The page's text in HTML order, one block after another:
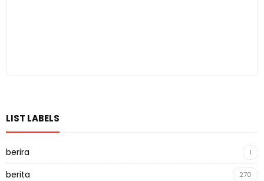
LIST LABELS
berira 1
berita 270